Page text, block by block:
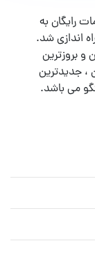
ارائه خدمات رایگان به
اندازی شد.
و بروزترین
، جدیدترین
می باشد.